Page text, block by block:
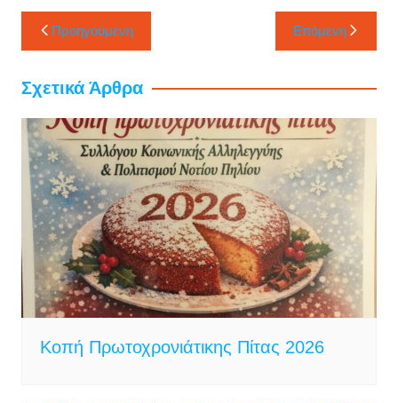
Πλοήγηση
άρθρων
Προηγούμενη Επόμενη
Σχετικά Άρθρα
Κοπή Πρωτοχρονιάτικης Πίτας 2026